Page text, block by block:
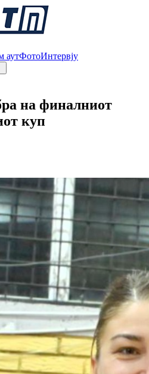
аутФотоИнтервју
на финалниот
куп